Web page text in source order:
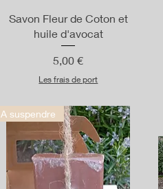
Aperçu rapide
Savon Fleur de Coton et
huile d'avocat
Prix
5,00 €
Les frais de port
A suspendre